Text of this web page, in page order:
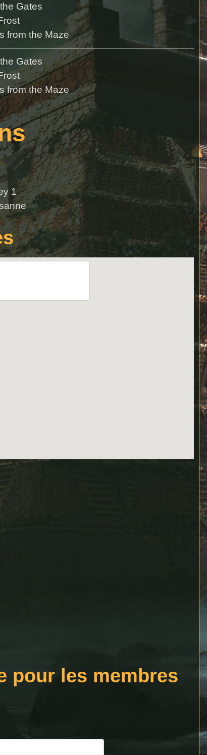
Gates
from the Maze
Gates
from the Maze
1
pour les membres